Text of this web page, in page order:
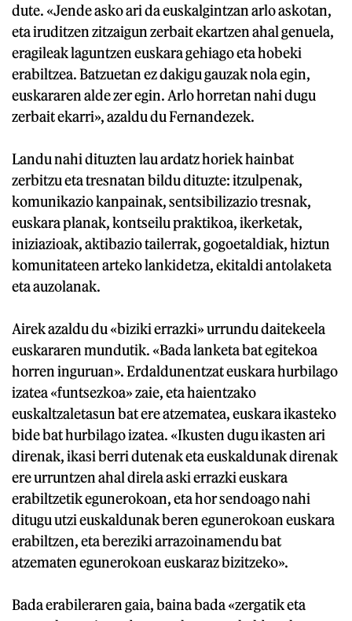
dute. «Jende asko ari da euskalgintzan arlo askotan,
eta iruditzen zitzaigun zerbait ekartzen ahal genuela,
eragileak laguntzen euskara gehiago eta hobeki
erabiltzea. Batzuetan ez dakigu gauzak nola egin,
euskararen alde zer egin. Arlo horretan nahi dugu
zerbait ekarri», azaldu du Fernandezek.
Landu nahi dituzten lau ardatz horiek hainbat
zerbitzu eta tresnatan bildu dituzte: itzulpenak,
komunikazio kanpainak, sentsibilizazio tresnak,
euskara planak, kontseilu praktikoa, ikerketak,
iniziazioak, aktibazio tailerrak, gogoetaldiak, hiztun
komunitateen arteko lankidetza, ekitaldi antolaketa
eta auzolanak.
Airek azaldu du «biziki errazki» urrundu daitekeela
euskararen mundutik. «Bada lanketa bat egitekoa
horren inguruan». Erdaldunentzat euskara hurbilago
izatea «funtsezkoa» zaie, eta haientzako
euskaltzaletasun bat ere atzematea, euskara ikasteko
bide bat hurbilago izatea. «Ikusten dugu ikasten ari
direnak, ikasi berri dutenak eta euskaldunak direnak
ere urruntzen ahal direla aski errazki euskara
erabiltzetik egunerokoan, eta hor sendoago nahi
ditugu utzi euskaldunak beren egunerokoan euskara
erabiltzen, eta bereziki arrazoinamendu bat
atzematen egunerokoan euskaraz bizitzeko».
Bada erabileraren gaia, baina bada «zergatik eta